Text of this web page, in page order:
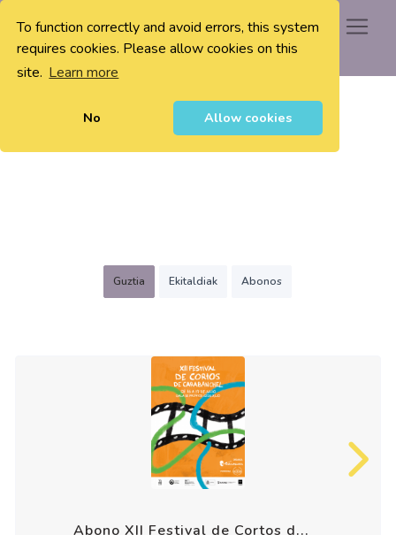
To function correctly and avoid errors, this system
requires cookies. Please allow cookies on this
site. Learn more
No Allow cookies
0
Guztia Ekitaldiak Abonos
Abono XII Festival de Cortos d...